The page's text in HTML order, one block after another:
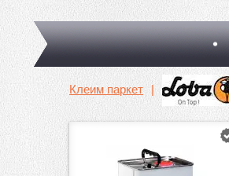
Клеим паркет |